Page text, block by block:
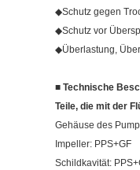
◆Schutz gegen
◆Schutz vor
◆Überlastung,
■ Technische
Teile, die mit der
Gehäuse des
Impeller: PPS+GF
Schildkavität: